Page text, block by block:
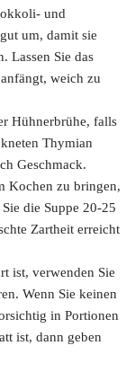
und
um, damit sie
Lassen Sie das
weich zu
Hühnerbrühe, falls
Thymian
Geschmack.
Kochen zu bringen,
die Suppe 20-25
Zartheit erreicht
ist, verwenden Sie
Wenn Sie keinen
in Portionen
ist, dann geben